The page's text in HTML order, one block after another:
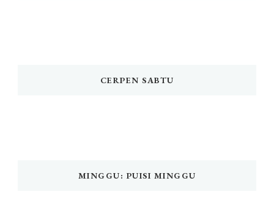
CERPEN SABTU
MINGGU: PUISI MINGGU